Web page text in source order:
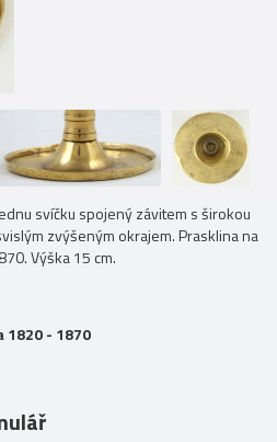
svíčku spojený závitem s širokou
zvýšeným okrajem. Prasklina na
Výška 15 cm.
1820 - 1870